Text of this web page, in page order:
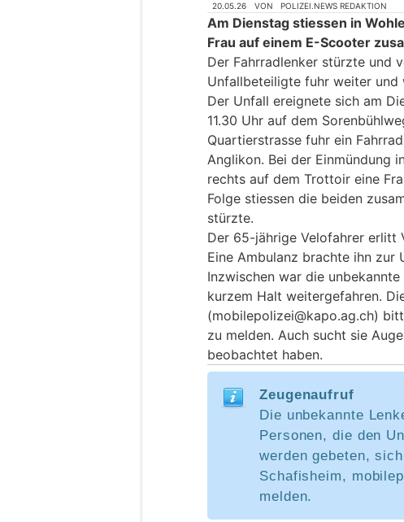
20.05.26 VON POLIZEI.NEWS REDAKTION
Am Dienstag stiessen in
Frau auf einem E-Scooter
Der Fahrradlenker stürzte und
Unfallbeteiligte fuhr weiter und
Der Unfall ereignete sich am
11.30 Uhr auf dem
Quartierstrasse fuhr ein
Anglikon. Bei der Einmündung
rechts auf dem Trottoir eine
Folge stiessen die beiden
stürzte.
Der 65-jährige Velofahrer erlitt
Eine Ambulanz brachte ihn zur
Inzwischen war die
kurzem Halt weitergefahren.
(mobilepolizei@kapo.ag.ch)
zu melden. Auch sucht sie
beobachtet haben.
Zeugenaufruf
Die unbekannte
Personen, die den
werden gebeten,
Schafisheim,
melden.